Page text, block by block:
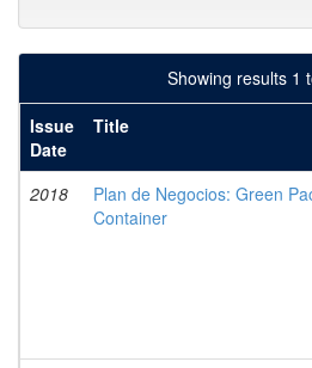
Showing results 1
Issue
Date
Title
2018
Plan de Negocios: Green
Container